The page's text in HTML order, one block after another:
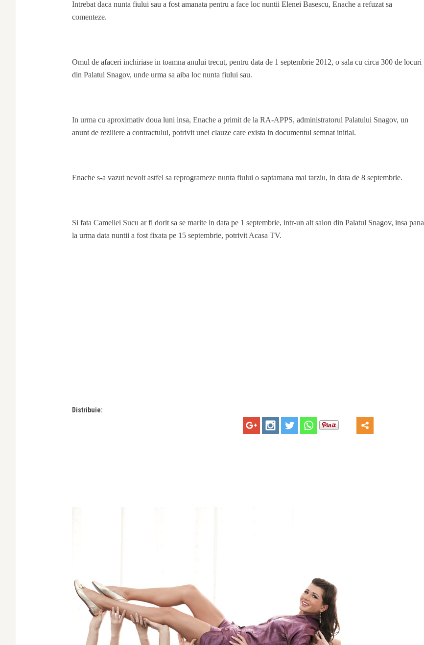
Intrebat daca nunta fiului sau a fost amanata pentru a face loc nuntii Elenei Basescu, Enache a refuzat sa
comenteze.
Omul de afaceri inchiriase in toamna anului trecut, pentru data de 1 septembrie 2012, o sala cu circa 300 de locuri
din Palatul Snagov, unde urma sa aiba loc nunta fiului sau.
In urma cu aproximativ doua luni insa, Enache a primit de la RA-APPS, administratorul Palatului Snagov, un
anunt de reziliere a contractului, potrivit unei clauze care exista in documentul semnat initial.
Enache s-a vazut nevoit astfel sa reprogrameze nunta fiului o saptamana mai tarziu, in data de 8 septembrie.
Si fata Cameliei Sucu ar fi dorit sa se marite in data pe 1 septembrie, intr-un alt salon din Palatul Snagov, insa pana
la urma data nuntii a fost fixata pe 15 septembrie, potrivit Acasa TV.
Distribuie: